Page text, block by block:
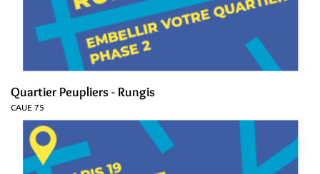
Quartier Peupliers - Rungis
CAUE 75